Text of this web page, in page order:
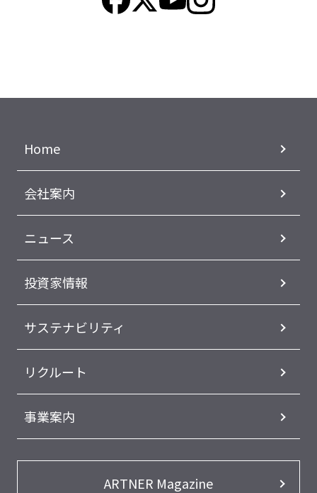
Home
会社案内
ニュース
投資家情報
サステナビリティ
リクルート
事業案内
ARTNER Magazine